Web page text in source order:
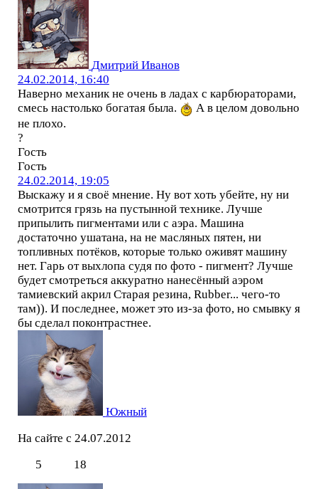
Дмитрий Иванов
24.02.2014, 16:40
Наверно механик не очень в ладах с карбюраторами,
смесь настолько богатая была.
А в целом довольно
не плохо.
?
Гость
Гость
24.02.2014, 19:05
Выскажу и я своё мнение. Ну вот хоть убейте, ну ни
смотрится грязь на пустынной технике. Лучше
припылить пигментами или с аэра. Машина
достаточно ушатана, на не масляных пятен, ни
топливных потёков, которые только оживят машину
нет. Гарь от выхлопа судя по фото - пигмент? Лучше
будет смотреться аккуратно нанесённый аэром
тамиевский акрил Старая резина, Rubber... чего-то
там)). И последнее, может это из-за фото, но смывку я
бы сделал поконтрастнее.
Южный
На сайте с 24.07.2012
5
18